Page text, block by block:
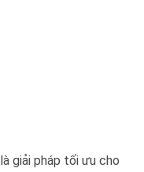
giải pháp tối ưu cho